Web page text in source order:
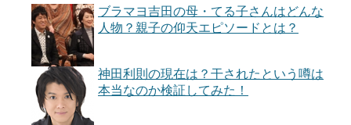
ブラマヨ吉田の母・てる子さんはどんな
人物？親子の仰天エピソードとは？
神田利則の現在は？干されたという噂は
本当なのか検証してみた！